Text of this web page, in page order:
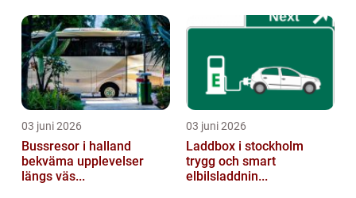
03 juni 2026
Bussresor i halland
bekväma upplevelser
längs väs...
03 juni 2026
Laddbox i stockholm
trygg och smart
elbilsladdnin...